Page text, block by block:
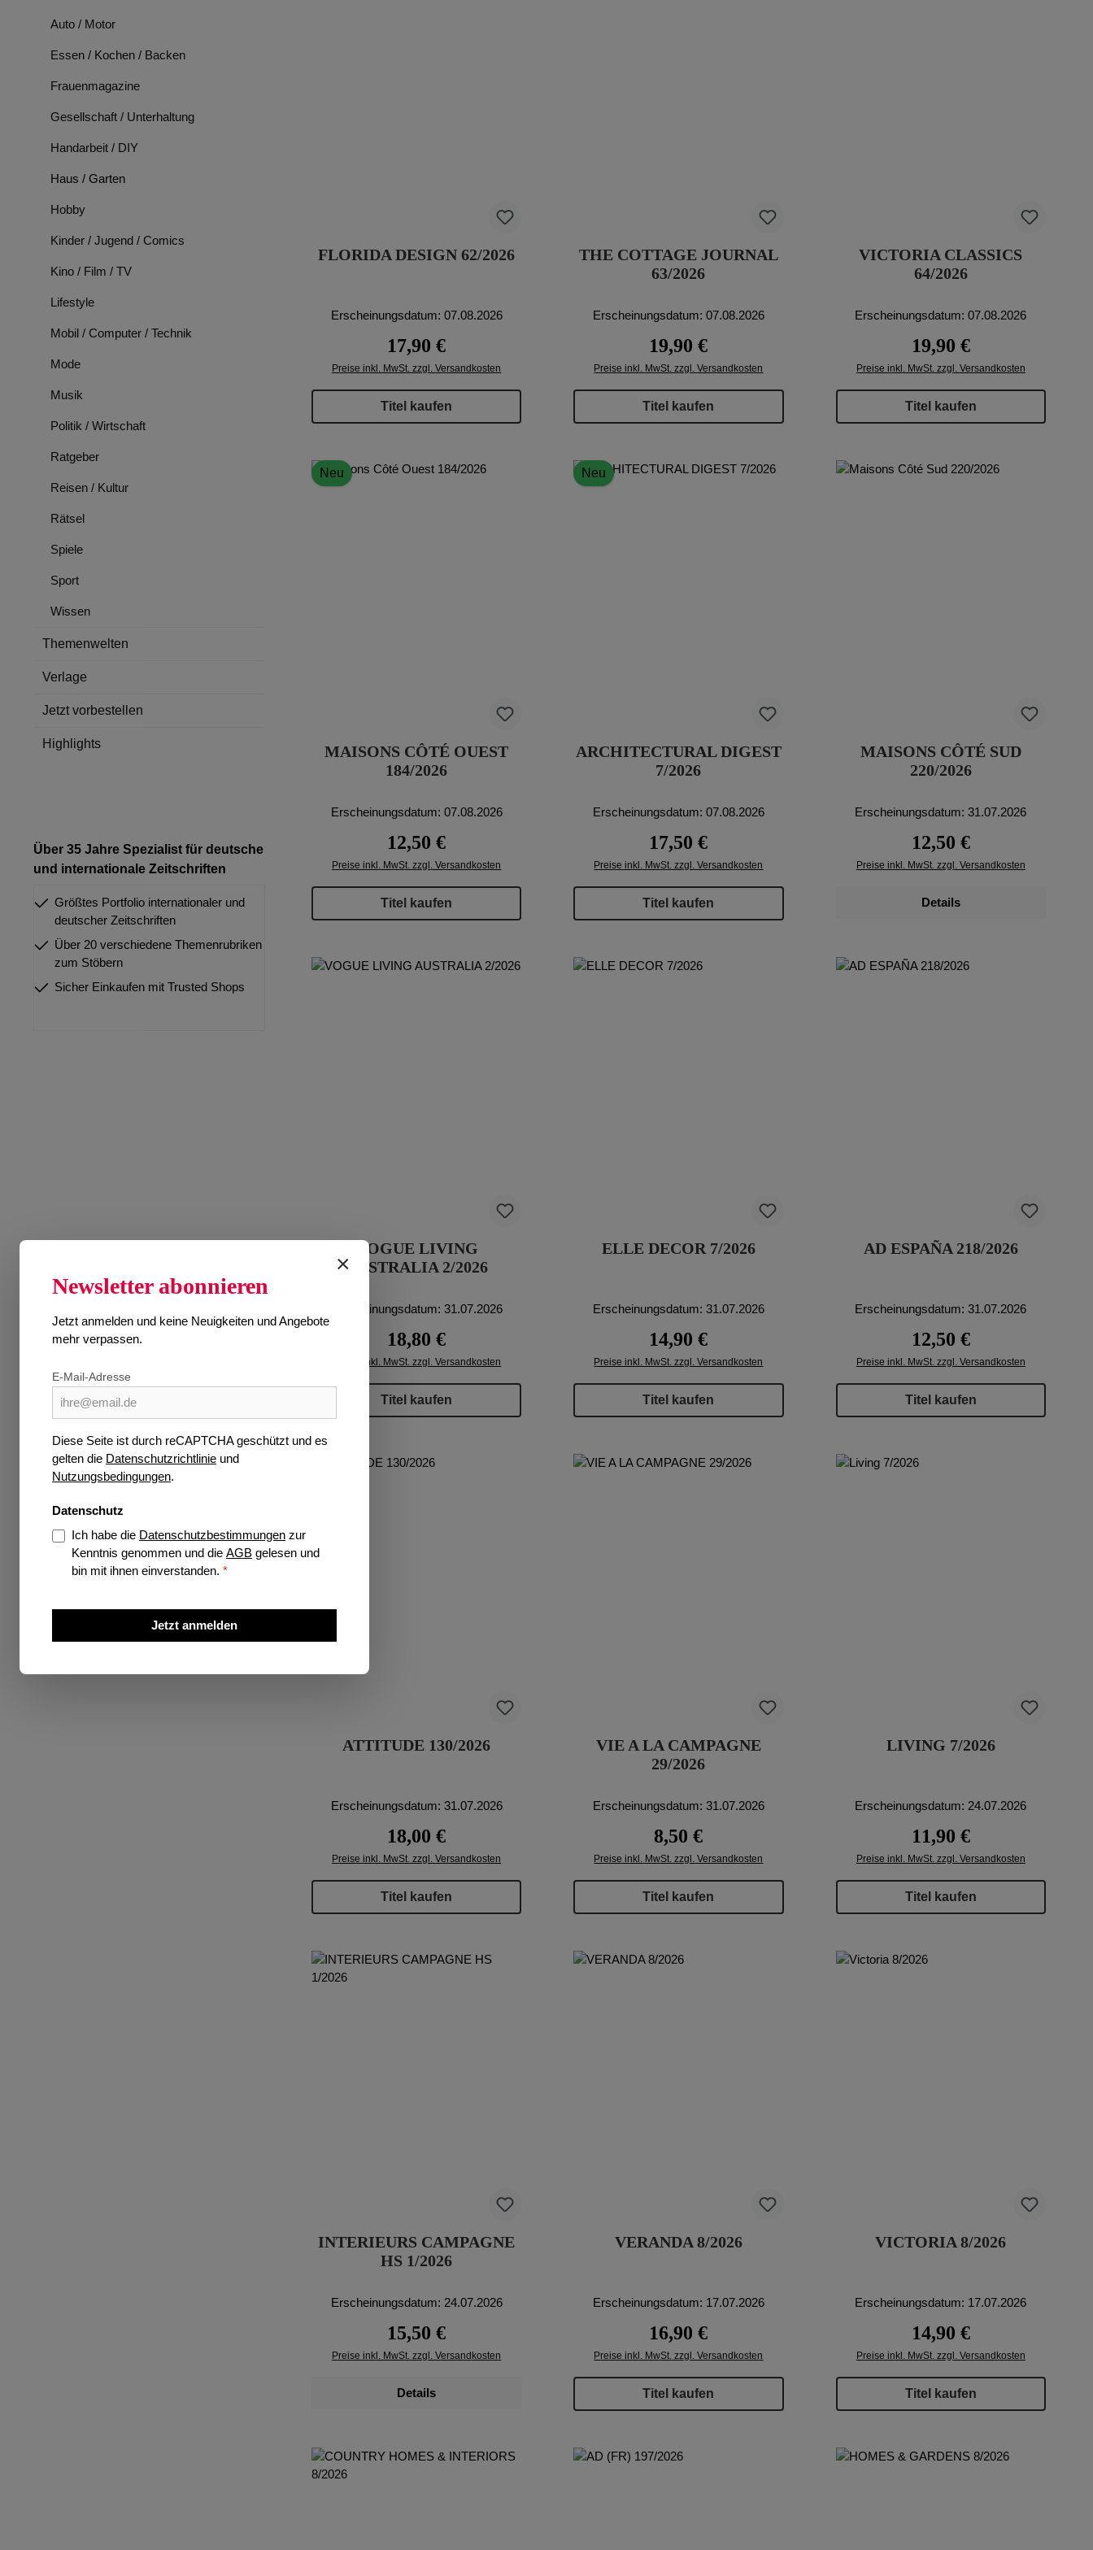
Auto / Motor
Essen / Kochen / Backen
Frauenmagazine
Gesellschaft / Unterhaltung
Handarbeit / DIY
Haus / Garten
Hobby
Kinder / Jugend / Comics
Kino / Film / TV
Lifestyle
Mobil / Computer / Technik
Mode
Musik
Politik / Wirtschaft
Ratgeber
Reisen / Kultur
Rätsel
Spiele
Sport
Wissen
Themenwelten
Verlage
Jetzt vorbestellen
Highlights
Über 35 Jahre Spezialist für deutsche
und internationale Zeitschriften
Größtes Portfolio internationaler und
deutscher Zeitschriften
Über 20 verschiedene Themenrubriken
zum Stöbern
Sicher Einkaufen mit Trusted Shops
FLORIDA DESIGN 62/2026
Erscheinungsdatum: 07.08.2026
Regulärer Preis:
17,90 €
Preise inkl. MwSt. zzgl. Versandkosten
Titel kaufen
THE COTTAGE JOURNAL
63/2026
Erscheinungsdatum: 07.08.2026
Regulärer Preis:
19,90 €
Preise inkl. MwSt. zzgl. Versandkosten
Titel kaufen
VICTORIA CLASSICS
64/2026
Erscheinungsdatum: 07.08.2026
Regulärer Preis:
19,90 €
Preise inkl. MwSt. zzgl. Versandkosten
Titel kaufen
Neu
MAISONS CÔTÉ OUEST
184/2026
Erscheinungsdatum: 07.08.2026
Regulärer Preis:
12,50 €
Preise inkl. MwSt. zzgl. Versandkosten
Titel kaufen
Neu
ARCHITECTURAL DIGEST
7/2026
Erscheinungsdatum: 07.08.2026
Regulärer Preis:
17,50 €
Preise inkl. MwSt. zzgl. Versandkosten
Titel kaufen
MAISONS CÔTÉ SUD
220/2026
Erscheinungsdatum: 31.07.2026
Regulärer Preis:
12,50 €
Preise inkl. MwSt. zzgl. Versandkosten
Details
VOGUE LIVING
AUSTRALIA 2/2026
Erscheinungsdatum: 31.07.2026
Regulärer Preis:
18,80 €
Preise inkl. MwSt. zzgl. Versandkosten
Titel kaufen
ELLE DECOR 7/2026
Erscheinungsdatum: 31.07.2026
Regulärer Preis:
14,90 €
Preise inkl. MwSt. zzgl. Versandkosten
Titel kaufen
AD ESPAÑA 218/2026
Erscheinungsdatum: 31.07.2026
Regulärer Preis:
12,50 €
Preise inkl. MwSt. zzgl. Versandkosten
Titel kaufen
ATTITUDE 130/2026
Erscheinungsdatum: 31.07.2026
Regulärer Preis:
18,00 €
Preise inkl. MwSt. zzgl. Versandkosten
Titel kaufen
VIE A LA CAMPAGNE
29/2026
Erscheinungsdatum: 31.07.2026
Regulärer Preis:
8,50 €
Preise inkl. MwSt. zzgl. Versandkosten
Titel kaufen
LIVING 7/2026
Erscheinungsdatum: 24.07.2026
Regulärer Preis:
11,90 €
Preise inkl. MwSt. zzgl. Versandkosten
Titel kaufen
INTERIEURS CAMPAGNE
HS 1/2026
Erscheinungsdatum: 24.07.2026
Regulärer Preis:
15,50 €
Preise inkl. MwSt. zzgl. Versandkosten
Details
VERANDA 8/2026
Erscheinungsdatum: 17.07.2026
Regulärer Preis:
16,90 €
Preise inkl. MwSt. zzgl. Versandkosten
Titel kaufen
VICTORIA 8/2026
Erscheinungsdatum: 17.07.2026
Regulärer Preis:
14,90 €
Preise inkl. MwSt. zzgl. Versandkosten
Titel kaufen
×
Newsletter abonnieren
Jetzt anmelden und keine Neuigkeiten und Angebote
mehr verpassen.
E-Mail-Adresse
Diese Seite ist durch reCAPTCHA geschützt und es
gelten die Datenschutzrichtlinie und
Nutzungsbedingungen.
Datenschutz
Ich habe die Datenschutzbestimmungen zur
Kenntnis genommen und die AGB gelesen und
bin mit ihnen einverstanden. *
Jetzt anmelden